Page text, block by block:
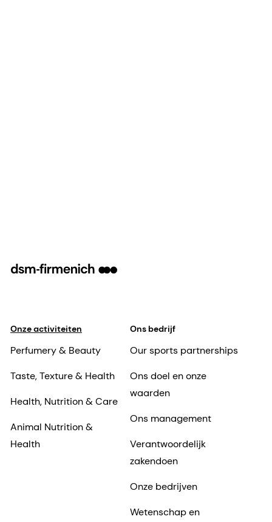
Onze activiteiten
Perfumery & Beauty
Taste, Texture & Health
Health, Nutrition & Care
Animal Nutrition &
Health
Ons bedrijf
Our sports partnerships
Ons doel en onze
waarden
Ons management
Verantwoordelijk
zakendoen
Onze bedrijven
Wetenschap en